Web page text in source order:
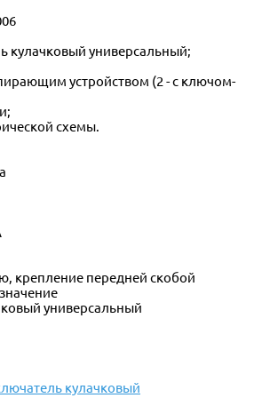
кулачковый универсальный;
устройством (2 - с ключом-
схемы.
крепление передней скобой
универсальный
кулачковый